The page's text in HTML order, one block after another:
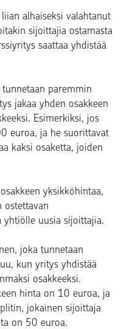
alhaiseksi valahtanut
sijoittajia ostamasta
saattaa yhdistää
paremmin
jakaa yhden osakkeen
Esimerkiksi, jos
euroa, ja he suorittavat
kaksi osaketta, joiden
yksikköhintaa,
ostettavan
uusia sijoittajia.
joka tunnetaan
kun yritys yhdistää
osakkeeksi.
hinta on 10 euroa, ja
jokainen sijoittaja
on 50 euroa.